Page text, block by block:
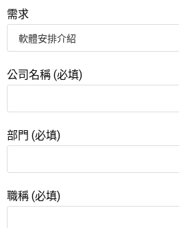
需求
公司名稱 (必填)
部門 (必填)
職稱 (必填)